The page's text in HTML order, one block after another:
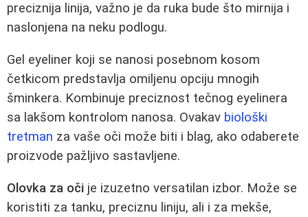
preciznija linija, važno je da ruka bude što mirnija i
naslonjena na neku podlogu.
Gel eyeliner koji se nanosi posebnom kosom
četkicom predstavlja omiljenu opciju mnogih
šminkera. Kombinuje preciznost tečnog eyelinera
sa lakšom kontrolom nanosa. Ovakav biološki
tretman za vaše oči može biti i blag, ako odaberete
proizvode pažljivo sastavljene.
Olovka za oči je izuzetno versatilan izbor. Može se
koristiti za tanku, preciznu liniju, ali i za mekše,